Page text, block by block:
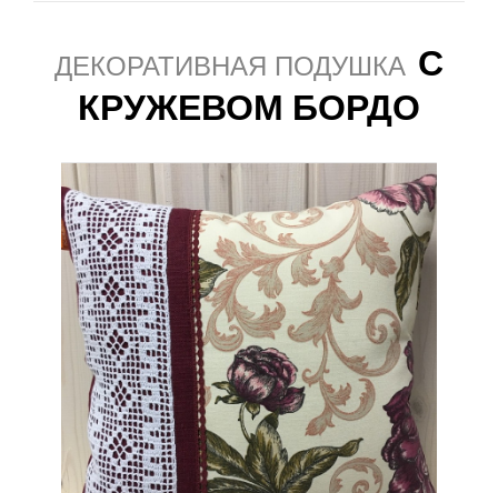
ДЕКОРАТИВНАЯ ПОДУШКА С
КРУЖЕВОМ БОРДО